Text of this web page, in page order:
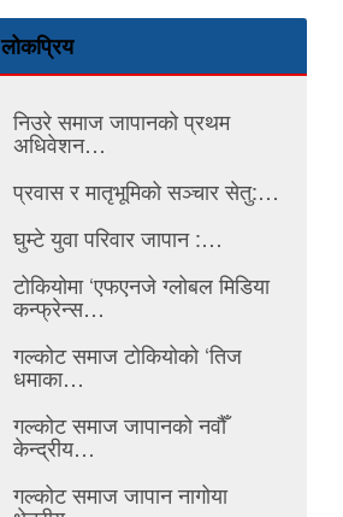
लोकप्रिय
निउरे समाज जापानको प्रथम
अधिवेशन…
प्रवास र मातृभूमिको सञ्चार सेतु:…
घुम्टे युवा परिवार जापान :…
टोकियोमा ‘एफएनजे ग्लोबल मिडिया
कन्फ्रेन्स…
गल्कोट समाज टोकियोको ‘तिज
धमाका…
गल्कोट समाज जापानको नवौँ
केन्द्रीय…
गल्कोट समाज जापान नागोया